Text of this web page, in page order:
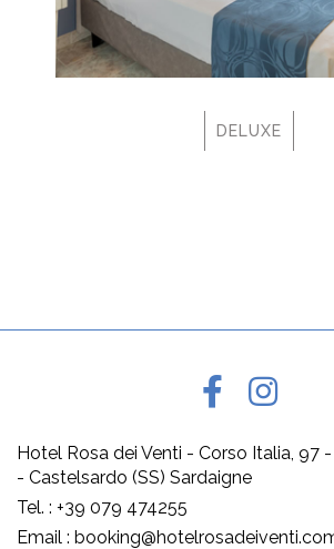
DELUXE
Hotel Rosa dei Venti - Corso Italia, 97
- Castelsardo (SS) Sardaigne
Tel. : +39 079 474255
Email :